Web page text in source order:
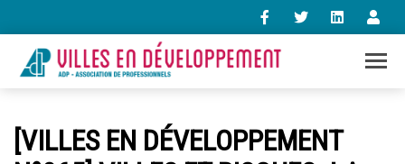
contact@villes-developpement.org
[VILLES EN DÉVELOPPEMENT